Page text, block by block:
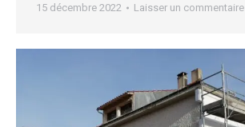
15 décembre 2022
Laisser un commentaire